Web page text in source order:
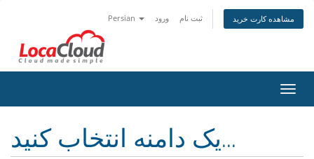
Persian ورود ثبت نام مشاهده کارت خرید
تغییر
یک دامنه انتخاب کنید...